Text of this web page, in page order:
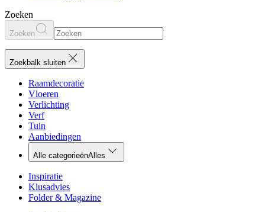
Zoeken
Zoeken
Zoekbalk sluiten
Raamdecoratie
Vloeren
Verlichting
Verf
Tuin
Aanbiedingen
Alle categorieënAlles
Inspiratie
Klusadvies
Folder & Magazine